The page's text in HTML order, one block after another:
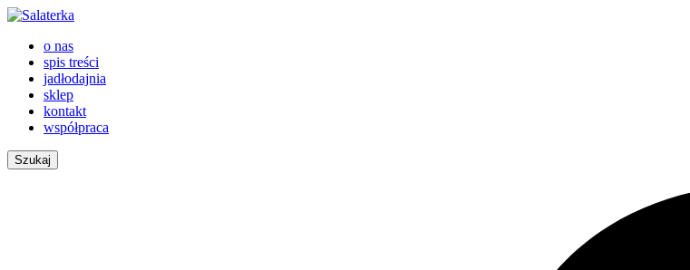
o nas
spis treści
jadłodajnia
sklep
kontakt
współpraca
Szukaj